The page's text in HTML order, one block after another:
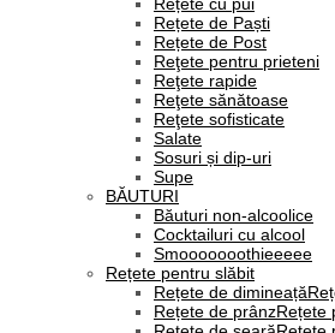
Rețete de Paști
Rețete de Post
Reţete pentru prieteni
Reţete rapide
Reţete sănătoase
Reţete sofisticate
Salate
Sosuri și dip-uri
Supe
BĂUTURI
Băuturi non-alcoolice
Cocktailuri cu alcool
Smooooooothieeeee
Rețete pentru slăbit
Rețete de dimineață
Rețete de prânzRețete